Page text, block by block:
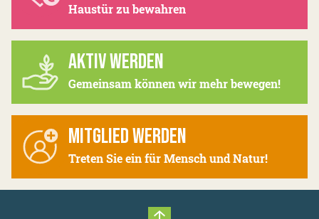
Haustür zu bewahren
AKTIV WERDEN
Gemeinsam können wir mehr bewegen!
MITGLIED WERDEN
Treten Sie ein für Mensch und Natur!